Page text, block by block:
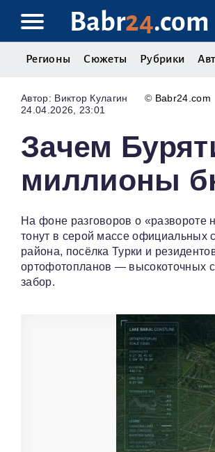
Babr24.com
Регионы Сюжеты Рубрики
Виктор Кулагин © Babr24.com
24.04.2026, 23:01
Зачем
миллионы
На фоне разговоров о «развороте
тонут в серой массе официальных
района, посёлка Турки и
ортофотопланов — высокоточных
забор.